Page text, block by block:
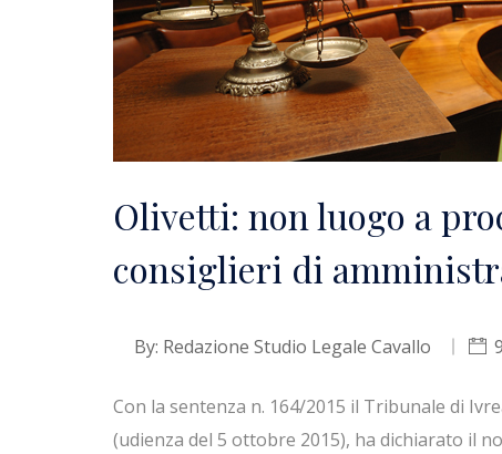
Olivetti: non luogo a
consiglieri di
By: Redazione Studio Legale Cavallo
Con la sentenza n. 164/2015 il Tribunale di
(udienza del 5 ottobre 2015), ha dichiarato il